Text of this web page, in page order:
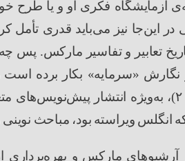
ی آزمایشگاه فکری او و یا طرح
در اینجا نیز میباید قدری تأمل
تعابیر و تفاسیر مارکس. پس
نگارش «سرمایه» بکار برده است
۲)، بهویژه انتشار پیشنویسهای
انگلس ویراسته بود، مباحث نوینی
آرشیوهای مارکس و بهره‌برداری